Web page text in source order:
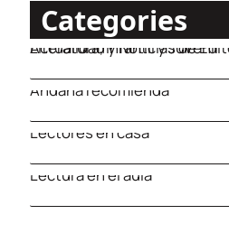
Categories
Actualidad y Noticias de Editorial Andana en Literatura, Infantil y Juvenil
Andana recomienda
Lectores en casa
Lectura en el aula